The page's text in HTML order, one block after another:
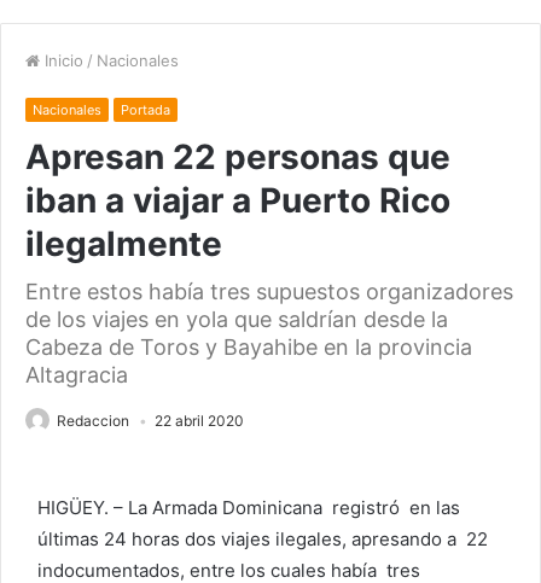
Inicio / Nacionales
Nacionales Portada
Apresan 22 personas que
iban a viajar a Puerto Rico
ilegalmente
Entre estos había tres supuestos organizadores
de los viajes en yola que saldrían desde la
Cabeza de Toros y Bayahibe en la provincia
Altagracia
Redaccion 22 abril 2020
HIGÜEY. – La Armada Dominicana registró en las
últimas 24 horas dos viajes ilegales, apresando a 22
indocumentados, entre los cuales había tres